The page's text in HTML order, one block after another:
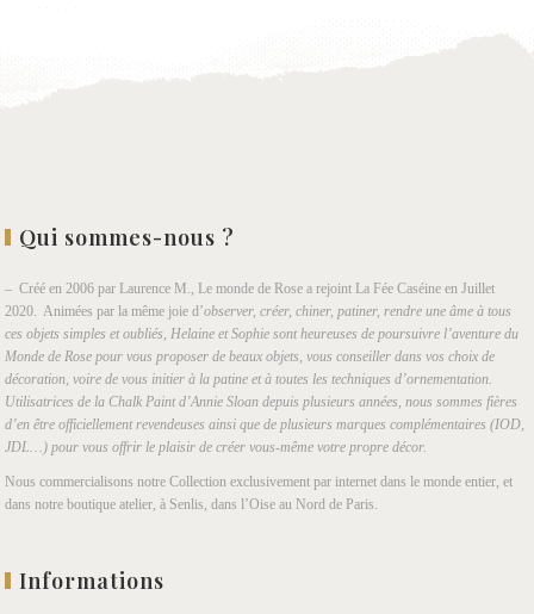
Qui sommes-nous ?
– Créé en 2006 par Laurence M., Le monde de Rose a rejoint La Fée Caséine en Juillet
2020. Animées par la même joie d’observer, créer, chiner, patiner, rendre une âme à tous
ces objets simples et oubliés, Helaine et Sophie sont heureuses de poursuivre l’aventure du
Monde de Rose pour vous proposer de beaux objets, vous conseiller dans vos choix de
décoration, voire de vous initier à la patine et à toutes les techniques d’ornementation.
Utilisatrices de la Chalk Paint d’Annie Sloan depuis plusieurs années, nous sommes fières
d’en être officiellement revendeuses ainsi que de plusieurs marques complémentaires (IOD,
JDL…) pour vous offrir le plaisir de créer vous-même votre propre décor.
Nous commercialisons notre Collection exclusivement par internet dans le monde entier, et
dans notre boutique atelier, à Senlis, dans l’Oise au Nord de Paris.
Informations